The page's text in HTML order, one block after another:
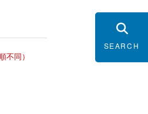
SEARCH
不同）